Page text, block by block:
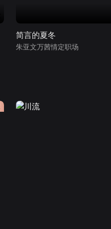
简言的夏冬
朱亚文万茜情定职场